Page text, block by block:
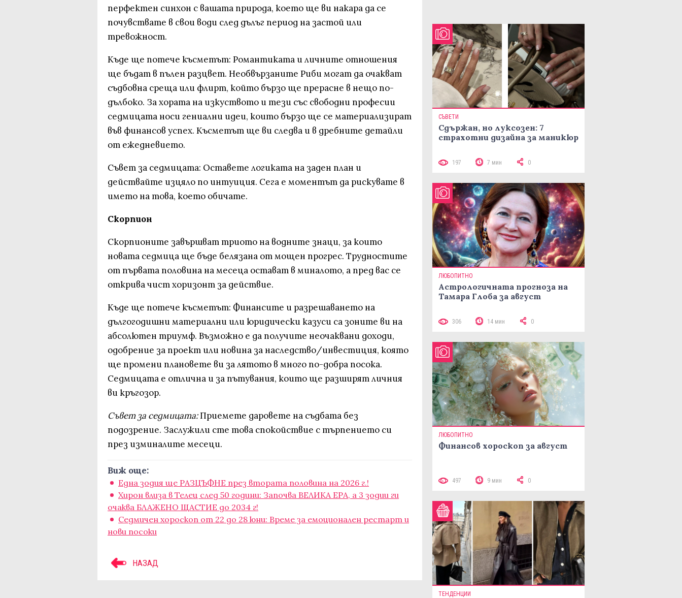
перфектен синхон с вашата природа, което ще ви накара да се
почувствате в свои води след дълъг период на застой или
тревожност.
Къде ще потече късметът: Романтиката и личните отношения
ще бъдат в пълен разцвет. Необвързаните Риби могат да очакват
съдбовна среща или флирт, който бързо ще прерасне в нещо по-
дълбоко. За хората на изкуството и тези със свободни професии
седмицата носи гениални идеи, които бързо ще се материализират
във финансов успех. Късметът ще ви следва и в дребните детайли
от ежедневието.
Съвет за седмицата: Оставете логиката на заден план и
действайте изцяло по интуиция. Сега е моментът да рискувате в
името на това, което обичате.
Скорпион
Скорпионите завършват триото на водните знаци, за които
новата седмица ще бъде белязана от мощен прогрес. Трудностите
от първата половина на месеца остават в миналото, а пред вас се
открива чист хоризонт за действие.
Къде ще потече късметът: Финансите и разрешаването на
дългогодишни материални или юридически казуси са зоните ви на
абсолютен триумф. Възможно е да получите неочаквани доходи,
одобрение за проект или новина за наследство/инвестиция, която
ще промени плановете ви за лятото в много по-добра посока.
Седмицата е отлична и за пътувания, които ще разширят личния
ви кръгозор.
Съвет за седмицата:Приемете даровете на съдбата без
подозрение. Заслужили сте това спокойствие с търпението си
през изминалите месеци.
Виж още:
Една зодия ще РАЗЦЪФНЕ през втората половина на 2026 г.!
Хирон влиза в Телец след 50 години: Започва ВЕЛИКА ЕРА, а 3 зодии ги
очаква БЛАЖЕНО ЩАСТИЕ до 2034 г!
Седмичен хороскоп от 22 до 28 юни: Време за емоционален рестарт и
нови посоки
НАЗАД
СЪВЕТИ
Сдържан, но луксозен: 7
страхотни дизайна за маникюр
197 7 мин 0
ЛЮБОПИТНО
Астрологичната прогноза на
Тамара Глоба за август
306 14 мин 0
ЛЮБОПИТНО
Финансов хороскоп за август
497 9 мин 0
ТЕНДЕНЦИИ